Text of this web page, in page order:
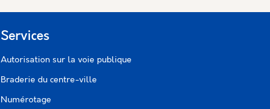
Services
Autorisation sur la voie publique
Braderie du centre-ville
Numérotage